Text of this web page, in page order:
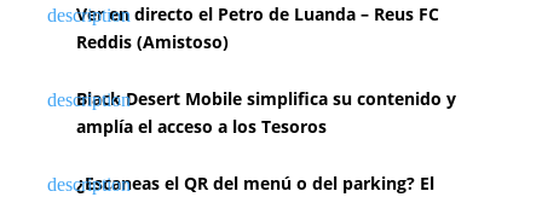
Ver en directo el Petro de Luanda – Reus FC
Reddis (Amistoso)
Black Desert Mobile simplifica su contenido y
amplía el acceso a los Tesoros
¿Escaneas el QR del menú o del parking? El